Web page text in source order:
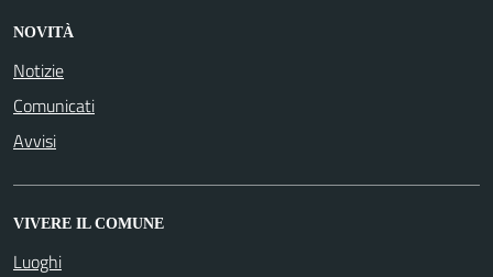
NOVITÀ
Notizie
Comunicati
Avvisi
VIVERE IL COMUNE
Luoghi